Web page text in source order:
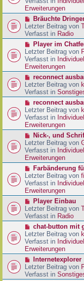
a
g
e
i
r
a
g
e
r
B
e
i
r
a
g
Erweiterungen
N
e
u
e
r
B
e
i
r
a
g
Bräuchte
Letzter Beitrag von
Verfasst in Radio
N
e
u
e
r
B
e
i
r
a
g
Player im
Letzter Beitrag von
Verfasst in
Erweiterungen
N
e
u
e
r
B
e
i
r
a
g
reconnect
Letzter Beitrag von
Verfasst in
N
e
u
e
r
B
e
i
t
a
g
reconnect
Letzter Beitrag von
Verfasst in
Erweiterungen
N
e
u
e
r
B
e
i
t
a
g
Nick-, und
Letzter Beitrag von
Verfasst in
Erweiterungen
N
e
u
e
r
B
e
i
r
a
g
Farbänderung
Letzter Beitrag von
Verfasst in
Erweiterungen
N
e
u
e
r
B
e
i
r
a
Player Einbau
Letzter Beitrag von
Verfasst in Radio
N
e
u
e
r
B
e
i
chat-button mit
Letzter Beitrag von
Verfasst in
Erweiterungen
N
e
u
Internetexplorer
Letzter Beitrag von
Verfasst in